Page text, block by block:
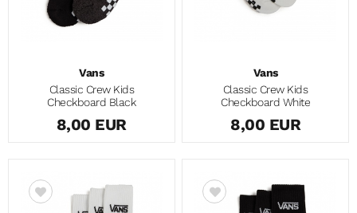
Vans
Classic Crew Kids
Checkboard Black
8,00 EUR
Vans
Classic Crew Kids
Checkboard White
8,00 EUR